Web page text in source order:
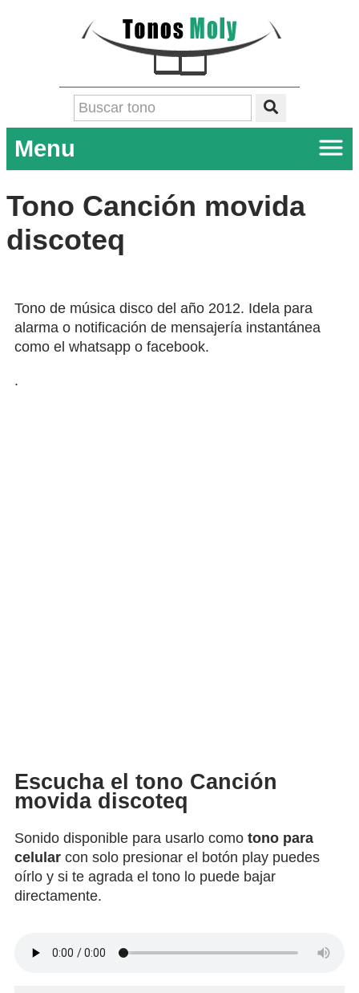
Menu
Tono Canción movida
discoteq
Tono de música disco del año 2012. Idela para
alarma o notificación de mensajería instantánea
como el whatsapp o facebook.
.
Escucha el tono Canción
movida discoteq
Sonido disponible para usarlo como tono para
celular con solo presionar el botón play puedes
oírlo y si te agrada el tono lo puede bajar
directamente.